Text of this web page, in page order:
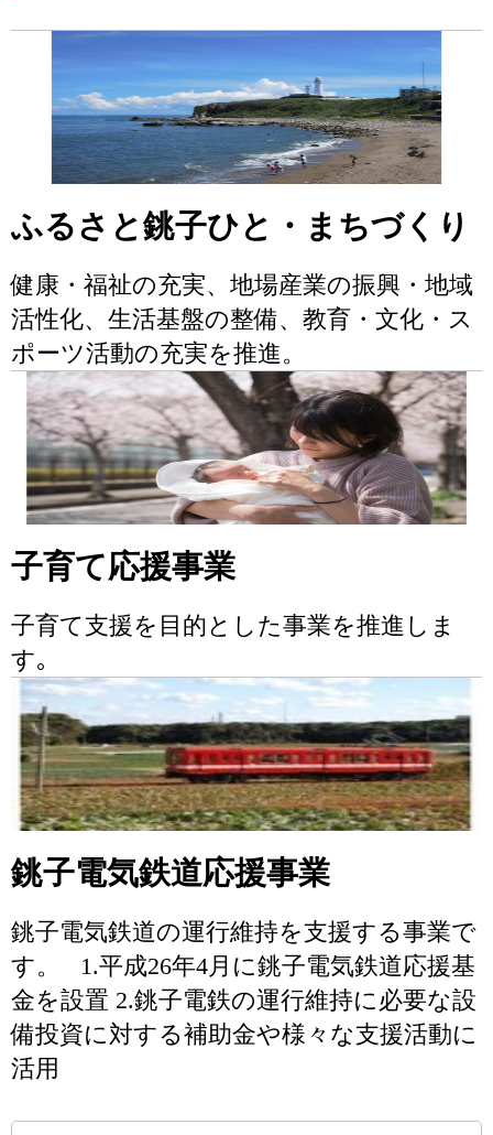
ふるさと銚子ひと・まちづくり
健康・福祉の充実、地場産業の振興・地域
活性化、生活基盤の整備、教育・文化・ス
ポーツ活動の充実を推進。
子育て応援事業
子育て支援を目的とした事業を推進しま
す｡
銚子電気鉄道応援事業
銚子電気鉄道の運行維持を支援する事業で
す。 1.平成26年4月に銚子電気鉄道応援基
金を設置 2.銚子電鉄の運行維持に必要な設
備投資に対する補助金や様々な支援活動に
活用